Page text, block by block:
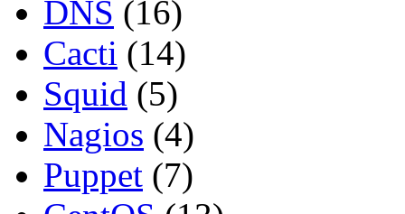
DNS (16)
Cacti (14)
Squid (5)
Nagios (4)
Puppet (7)